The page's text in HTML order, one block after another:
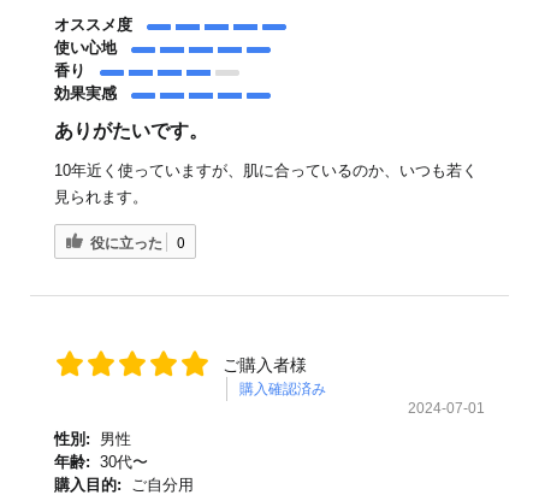
オススメ度
使い心地
香り
効果実感
ありがたいです。
10年近く使っていますが、肌に合っているのか、いつも若く
見られます。
役に立った 0
ご購入者様
購入確認済み
2024-07-01
性別:
男性
年齢: 30代〜
購入目的:
ご自分用